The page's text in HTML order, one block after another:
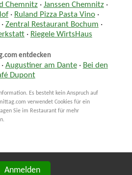
Chemnitz· Janssen Chemnitz·
· Ruland Pizza Pasta Vino·
· Zentral Restaurant Bochum ·
· Riegele WirtsHaus
entdecken
· Augustiner am Dante· Bei den
Dupont
Es besteht kein Anspruch auf
verwendet Cookies für ein
Sie im Restaurant für mehr
Anmelden